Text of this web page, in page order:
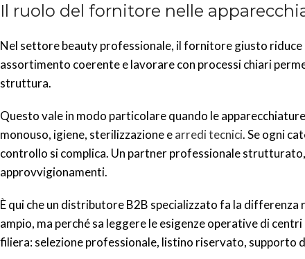
Il ruolo del fornitore nelle
Nel settore beauty professionale, il fornitore giusto
assortimento coerente e lavorare con processi chiari
struttura.
Questo vale in modo particolare quando le
monouso, igiene, sterilizzazione earredi tecnici. Se ogni
controllo si complica. Un partner professionale
approvvigionamenti.
È qui che un distributore B2B specializzato fa la
ampio, ma perché sa leggere le esigenze operative di
filiera: selezione professionale, listino riservato, supporto